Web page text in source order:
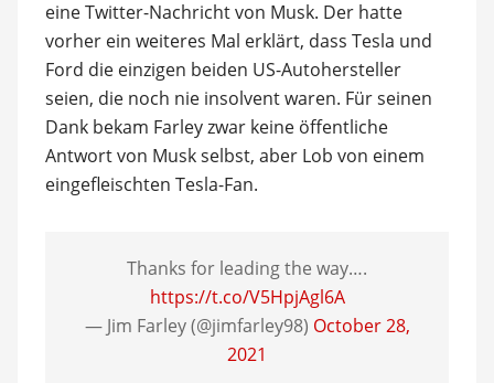
eine Twitter-Nachricht von Musk. Der hatte
vorher ein weiteres Mal erklärt, dass Tesla und
Ford die einzigen beiden US-Autohersteller
seien, die noch nie insolvent waren. Für seinen
Dank bekam Farley zwar keine öffentliche
Antwort von Musk selbst, aber Lob von einem
eingefleischten Tesla-Fan.
Thanks for leading the way….
https://t.co/V5HpjAgl6A
— Jim Farley (@jimfarley98) October 28,
2021